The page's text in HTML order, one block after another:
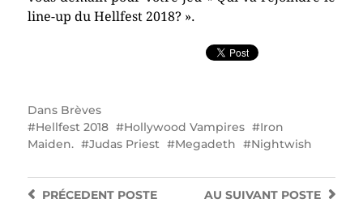
line-up du Hellfest 2018? ».
Dans Brèves
Hellfest 2018
Hollywood Vampires
Iron
Maiden.
Judas Priest Megadeth Nightwish
AU SUIVANT POSTE
PRÉCEDENTPOSTE